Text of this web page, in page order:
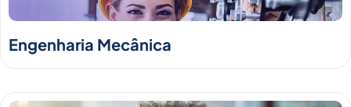
Engenharia Mecânica